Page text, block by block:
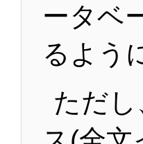
ータベ
るよう
ただ